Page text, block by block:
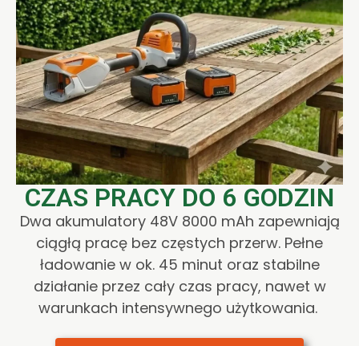
CZAS PRACY DO 6 GODZIN
Dwa akumulatory 48V 8000 mAh zapewniają
ciągłą pracę bez częstych przerw. Pełne
ładowanie w ok. 45 minut oraz stabilne
działanie przez cały czas pracy, nawet w
warunkach intensywnego użytkowania.